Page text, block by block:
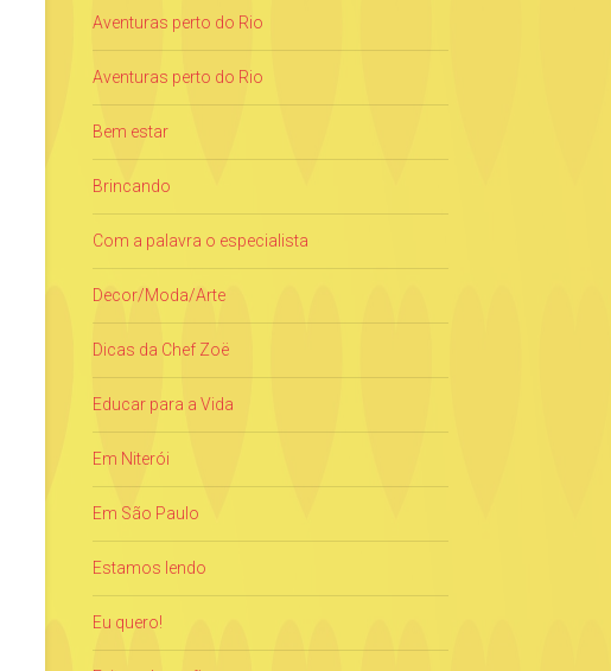
Aventuras perto do Rio
Aventuras perto do Rio
Bem estar
Brincando
Com a palavra o especialista
Decor/Moda/Arte
Dicas da Chef Zoë
Educar para a Vida
Em Niterói
Em São Paulo
Estamos lendo
Eu quero!